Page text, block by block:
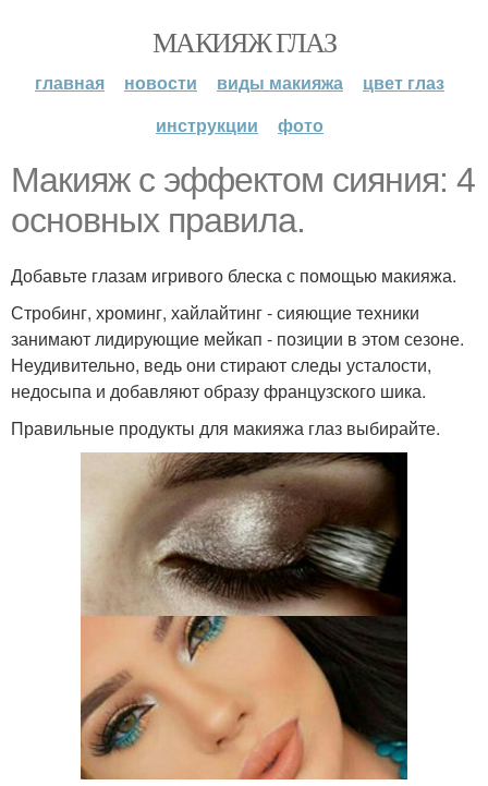
МАКИЯЖ ГЛАЗ
главная новости виды макияжа
цвет глаз
инструкции
фото
Макияж с эффектом сияния: 4
основных правила.
Добавьте глазам игривого блеска с помощью макияжа.
Стробинг, хроминг, хайлайтинг - сияющие техники
занимают лидирующие мейкап - позиции в этом сезоне.
Неудивительно, ведь они стирают следы усталости,
недосыпа и добавляют образу французского шика.
Правильные продукты для макияжа глаз выбирайте.